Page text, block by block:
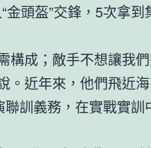
頭盔”交鋒，5次拿到
構成；敵手不想讓我
。近年來，他們飛近海
訓義務，在實戰實訓